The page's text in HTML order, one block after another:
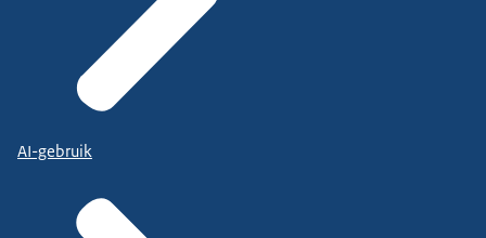
AI-gebruik